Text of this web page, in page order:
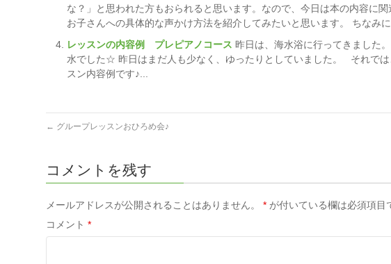
な？」と思われた方もおられると思います。なので、今日は本の内容に
お子さんへの具体的な声かけ方法を紹介してみたいと思います。 ちなみに
レッスンの内容例 プレピアノコース 昨日は、海水浴に行ってきました
水でした☆ 昨日はまだ人も少なく、ゆったりとしていました。 それでは
スン内容例です♪...
← グループレッスンおひろめ会♪
コメントを残す
メールアドレスが公開されることはありません。 * が付いている欄は必須項目
コメント *